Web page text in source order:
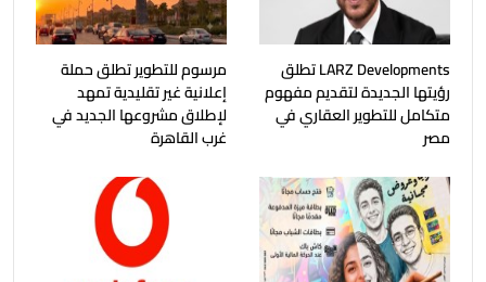
LARZ Developments تطلق
رؤيتها الجديدة لتقديم مفهوم
متكامل للتطوير العقاري في
مصر
مرسوم للتطوير تطلق حملة
إعلانية غير تقليدية تمهد
لإطلاق مشروعها الجديد في
غرب القاهرة